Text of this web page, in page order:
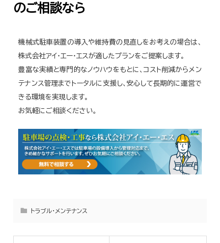
のご相談なら
機械式駐車装置の導入や維持費の見直しをお考えの場合は、
株式会社アイ・エー・エスが適したプランをご提案します。
豊富な実績と専門的なノウハウをもとに、コスト削減からメン
テナンス管理までトータルに支援し、安心して長期的に運営で
きる環境を実現します。
お気軽にご相談ください。
トラブル・メンテナンス